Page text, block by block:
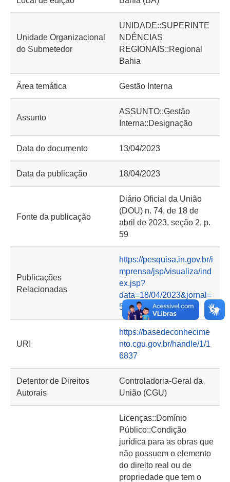
Unidade Organizacional
do Submetedor
UNIDADE::SUPERINTE
NDÊNCIAS
REGIONAIS::Regional
Bahia
Área temática Gestão Interna
Assunto
ASSUNTO::Gestão
Interna::Designação
Data do documento 13/04/2023
Data da publicação 18/04/2023
Fonte da publicação
Diário Oficial da União
(DOU) n. 74, de 18 de
abril de 2023, seção 2, p.
59
Publicações
Relacionadas
https://pesquisa.in.gov.br/i
mprensa/jsp/visualiza/ind
ex.jsp?
data=18/04/2023&jornal=
529&pagina=59
URI
https://basedeconhecime
nto.cgu.gov.br/handle/1/1
6837
Detentor de Direitos
Autorais
Controladoria-Geral da
União (CGU)
Licenças::Domínio
Público::Condição
jurídica para as obras que
não possuem o elemento
do direito real ou de
propriedade que tem o